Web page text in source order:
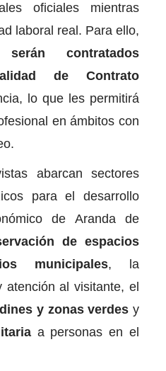
oficiales mientras
laboral real. Para ello,
contratados
de Contrato
lo que les permitirá
en ámbitos con
abarcan sectores
para el desarrollo
de Aranda de
de espacios
municipales, la
al visitante, el
y zonas verdes y
a personas en el